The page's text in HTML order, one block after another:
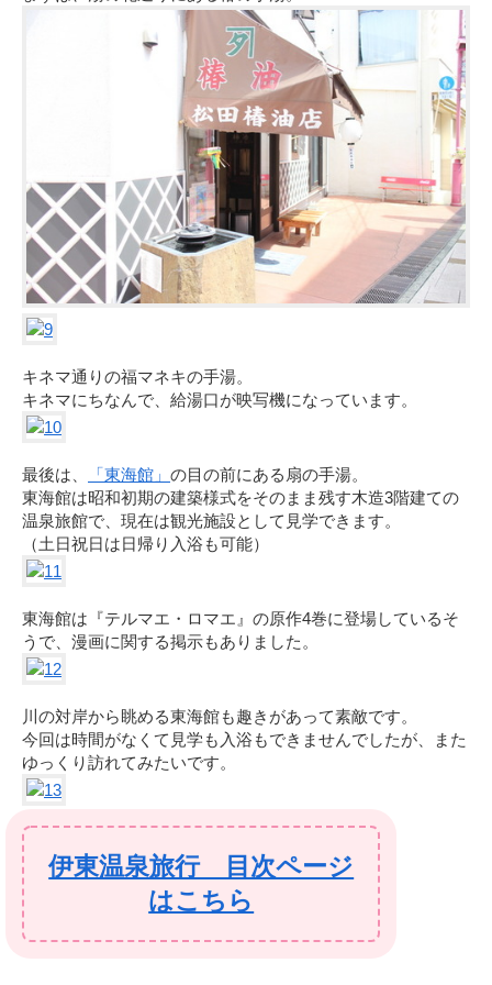
キネマ通りの福マネキの手湯。
キネマにちなんで、給湯口が映写機になっています。
最後は、 「東海館」 の目の前にある扇の手湯。
東海館は昭和初期の建築様式をそのまま残す木造3階建ての
温泉旅館で、現在は観光施設として見学できます。
（土日祝日は日帰り入浴も可能）
東海館は『テルマエ・ロマエ』の原作4巻に登場しているそ
うで、漫画に関する掲示もありました。
川の対岸から眺める東海館も趣きがあって素敵です。
今回は時間がなくて見学も入浴もできませんでしたが、また
ゆっくり訪れてみたいです。
伊東温泉旅行 目次ページ
はこちら